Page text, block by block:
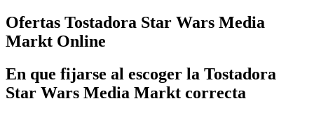
Ofertas Tostadora Star Wars Media
Markt Online
En que fijarse al escoger la Tostadora
Star Wars Media Markt correcta